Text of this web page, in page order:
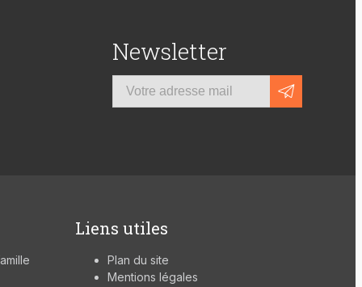
Newsletter
Liens utiles
Plan du site
Mentions légales